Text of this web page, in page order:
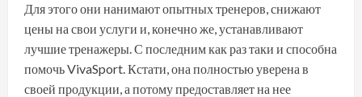
Для этого они нанимают опытных тренеров, снижают
цены на свои услуги и, конечно же, устанавливают
лучшие тренажеры. С последним как раз таки и способна
помочь VivaSport. Кстати, она полностью уверена в
своей продукции, а потому предоставляет на нее